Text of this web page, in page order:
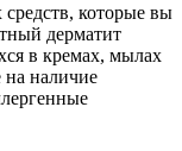
которые вы
дерматит
в кремах, мылах
наличие